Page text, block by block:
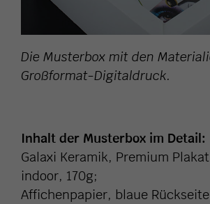
Die Musterbox mit den
Großformat-Digitaldruck.
Inhalt der Musterbox im Detail:
Galaxi Keramik, Premium
indoor, 170g;
Affichenpapier, blaue